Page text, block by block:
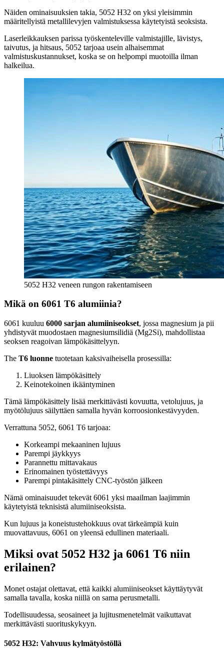
Näiden ominaisuuksien takia, 5052 H32 on yksi yleisimmin
määritellyistä metallilevyjen valmistuksessa käytetyistä seoksista.
Laserleikkauksen parissa työskenteleville valmistajille, lävistys,
taivutus, ja hitsaus, 5052 tarjoaa usein alhaisemmat
valmistuskustannukset, koska se on helpompi muotoilla ilman
halkeilua.
5052 H32 veneen rungon rakentamiseen
Mikä on 6061 T6 alumiinia?
6061 kuuluu 6000 sarjan alumiiniseokset, jossa magnesium ja pii
yhdistyvät muodostaen magnesiumsilidiä (Mg2Si), mahdollistaa
seoksen reagoivan lämpökäsittelyyn.
The T6 luonne tuotetaan kaksivaiheisella prosessilla:
Liuoksen lämpökäsittely
Keinotekoinen ikääntyminen
Tämä lämpökäsittely lisää merkittävästi kovuutta, vetolujuus, ja
myötölujuus säilyttäen samalla hyvän korroosionkestävyyden.
Verrattuna 5052, 6061 T6 tarjoaa:
Korkeampi mekaaninen lujuus
Parempi jäykkyys
Parannettu mittavakaus
Erinomainen työstettävyys
Parempi pintakäsittely CNC-työstön jälkeen
Nämä ominaisuudet tekevät 6061 yksi maailman laajimmin
käytetyistä teknisistä alumiiniseoksista.
Kun lujuus ja koneistustehokkuus ovat tärkeämpiä kuin
muovattavuus, 6061 on yleensä edullinen materiaali.
Miksi ovat 5052 H32 ja 6061 T6 niin
erilainen?
Monet ostajat olettavat, että kaikki alumiiniseokset käyttäytyvät
samalla tavalla, koska niillä on sama perusmetalli.
Todellisuudessa, seosaineet ja lujitusmenetelmät vaikuttavat
merkittävästi suorituskykyyn.
5052 H32: Vahvuus kylmätyöstöllä